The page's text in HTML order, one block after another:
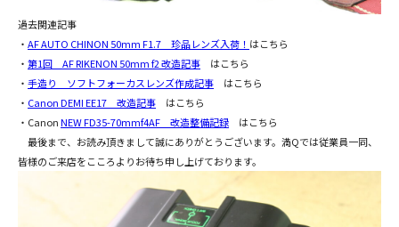
過去関連記事
・ AF AUTO CHINON 50mm F1.7 珍品レンズ入荷！ はこちら
・ 第1回 AF RIKENON 50mm f2 改造記事 はこちら
・ 手造り ソフトフォーカスレンズ作成記事 はこちら
・ Canon DEMI EE17 改造記事 はこちら
・CanonNEW FD35-70mmf4AF 改造整備記録 はこちら
最後まで、お読み頂きまして誠にありがとうございます。満Qでは従業員一同、
皆様のご来店をこころよりお待ち申し上げております。